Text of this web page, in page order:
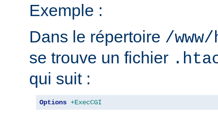
Exemple :
Dans le répertoire /
se trouve un fichier
qui suit :
Options +ExecCGI